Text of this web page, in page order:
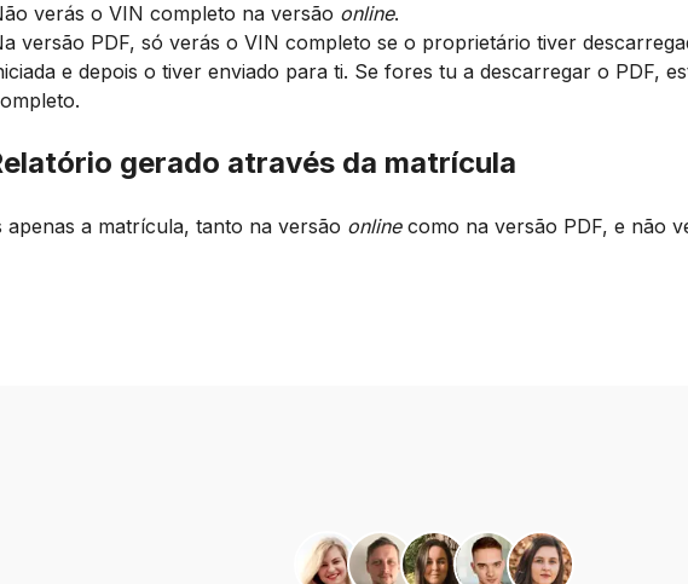
verás o VIN completo na versão online.
versão PDF, só verás o VIN completo se o proprietário tiver
e depois o tiver enviado para ti. Se fores tu a descarregar o PDF,
gerado através da matrícula
apenas a matrícula, tanto na versão onlinecomo na versão PDF, e não